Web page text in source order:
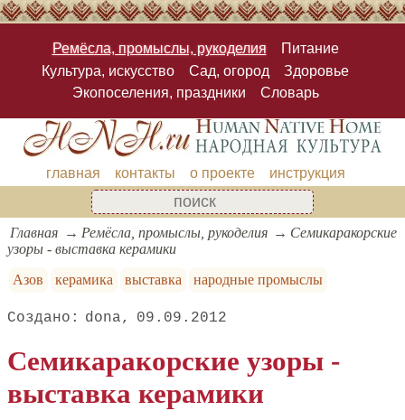
Ремёсла, промыслы, рукоделия
Питание
Культура, искусство
Сад, огород
Здоровье
Экопоселения, праздники
Словарь
главная контакты о проекте инструкция
Главная Ремёсла, промыслы, рукоделия
Семикаракорские
узоры - выставка керамики
Азов
керамика выставка народные промыслы
dona 09.09.2012
Семикаракорские узоры -
выставка керамики